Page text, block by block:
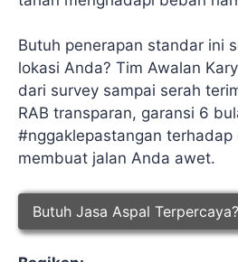
Butuh penerapan standar ini
lokasi Anda? Tim Awalan
dari survey sampai serah
RAB transparan, garansi 6
#nggaklepastangan terhadap
membuat jalan Anda awet.
Butuh Jasa Aspal